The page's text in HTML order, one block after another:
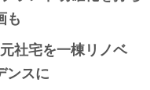
も
社宅を一棟リノベ
ンスに